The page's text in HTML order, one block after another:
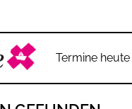
Termine heute